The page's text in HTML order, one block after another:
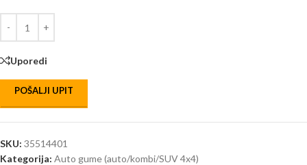
Uporedi
POŠALJI UPIT
SKU: 35514401
Kategorija: Auto gume (auto/kombi/SUV 4x4)